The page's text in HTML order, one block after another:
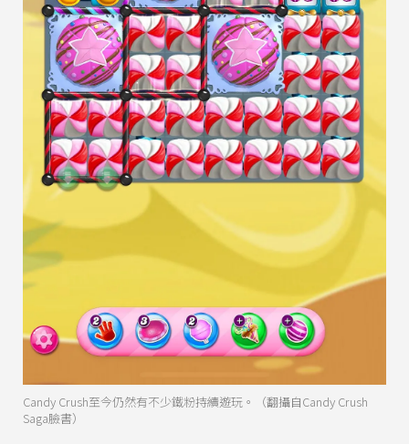
Candy Crush至今仍然有不少鐵粉持續遊玩。（翻攝自Candy Crush
Saga臉書）